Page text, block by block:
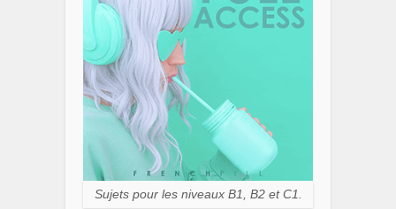
Sujets pour les niveaux B1, B2 et C1.